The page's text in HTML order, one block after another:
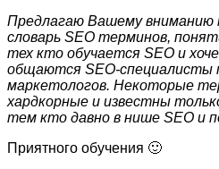
Предлагаю Вашему вниманию
словарь SEO терминов,
тех кто обучается SEO и
общаются SEO-специалисты
маркетологов. Некоторые
хардкорные и известны
тем кто давно в нише SEO и
Приятного обучения 🙂